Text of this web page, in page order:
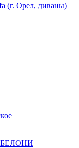
(г. Орел, диваны)